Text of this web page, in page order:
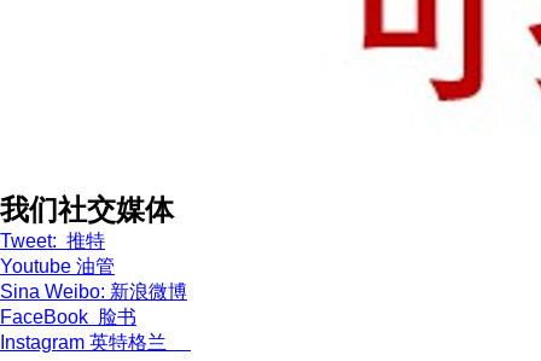
我们社交媒体
Tweet: 推特
Youtube 油管
Sina Weibo: 新浪微博
FaceBook 脸书
Instagram 英特格兰